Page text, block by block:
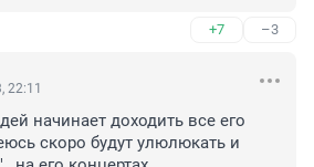
+7 –3
22:11
начинает доходить все его
скоро будут улюлюкать и